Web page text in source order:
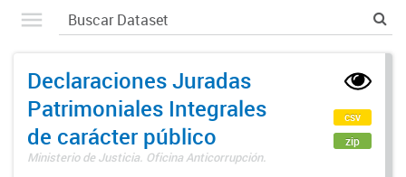
Declaraciones Juradas
Patrimoniales Integrales
de carácter público
Ministerio de Justicia. Oficina Anticorrupción.
csv
zip